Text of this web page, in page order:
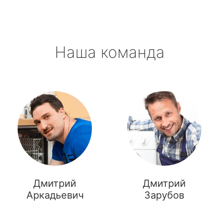
Наша команда
Дмитрий
Аркадьевич
Дмитрий
Зарубов